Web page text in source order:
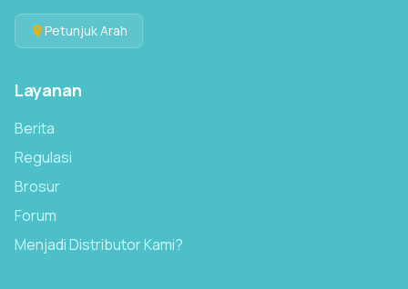
Petunjuk Arah
Layanan
Berita
Regulasi
Brosur
Forum
Menjadi Distributor Kami?